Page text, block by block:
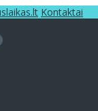
Kontaktai